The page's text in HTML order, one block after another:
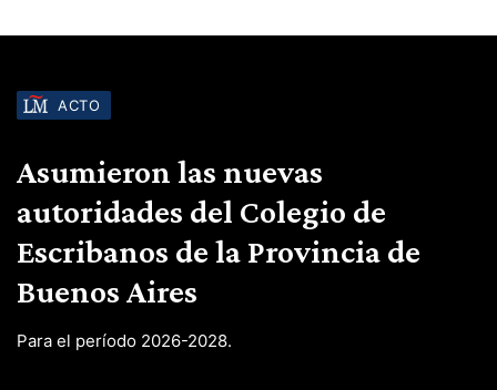
ACTO
Asumieron las nuevas
autoridades del Colegio de
Escribanos de la Provincia de
Buenos Aires
Para el período 2026-2028.